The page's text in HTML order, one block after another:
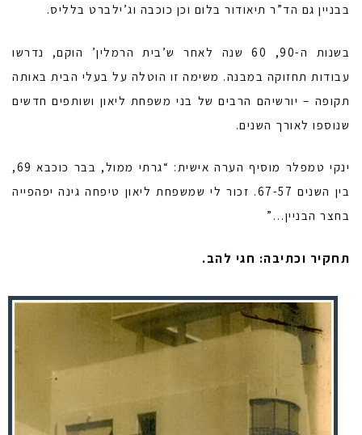
בבניין גם הד”ר תיאודור בלום וכן כוכבה וג’ילברט בלליס.
בשנות ה-90, 60 שנה לאחר ש’בית הרמלין’ הוקם, נדרשו
עבודות תחזוקה במבנה. משימה זו הוטלה על בעלי הבית באותה
תקופה – יורשיהם הרבים של בני משפחת ליאון ושותפים חדשים
שנוספו לאורך השנים.
ינקי טמפלר מוסיף הערה אישית: “
גרתי ממול, בבר כוכבא 69,
בין השנים 67-57. זכור לי שמשפחת ליאון טיפחה גינה יפהפייה
בחצר הבניין…”
תחקיר וכתיבה: חגי להב.